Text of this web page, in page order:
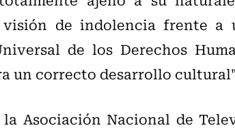
de indolencia frente a
de los Derechos
un correcto desarrollo
Asociación Nacional de